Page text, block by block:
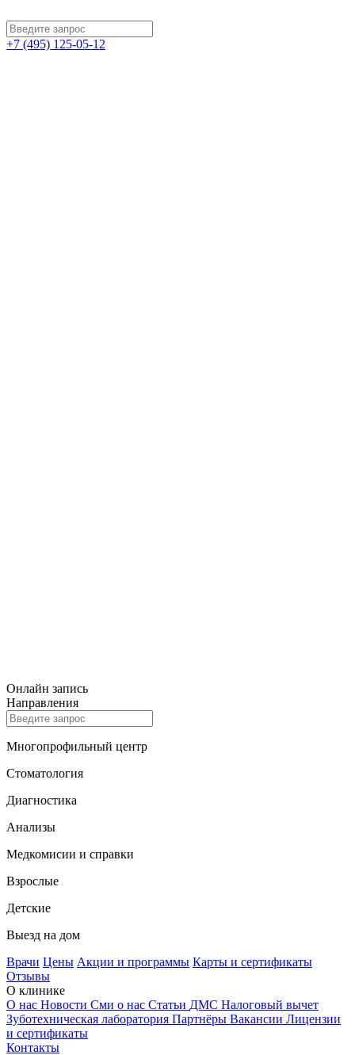
+7 (495) 125-05-12
Онлайн запись
Направления
Многопрофильный центр
Стоматология
Диагностика
Анализы
Медкомисии и справки
Взрослые
Детские
Выезд на дом
Врачи Цены Акции и программы Карты и сертификаты
Отзывы
О клинике
О нас Новости Сми о нас Статьи ДМС Налоговый вычет
Зуботехническая лаборатория Партнёры Вакансии Лицензии
и сертификаты
Контакты